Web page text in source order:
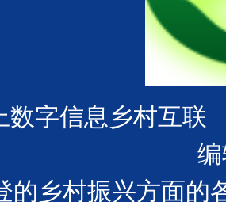
数字信息乡村互
的乡村振兴方面的